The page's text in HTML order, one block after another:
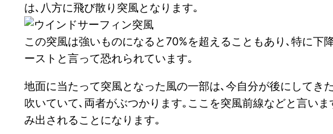
は､八方に飛び散り突風となります｡
この突風は強いものになると70%を超えることもあり､特に
ーストと言って恐れられています｡
地面に当たって突風となった風の一部は､今自分が後にして
吹いていて､両者がぶつかります｡ここを突風前線などと言い
み出されることになります｡